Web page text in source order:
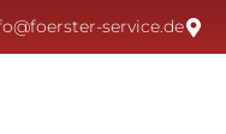
service.de